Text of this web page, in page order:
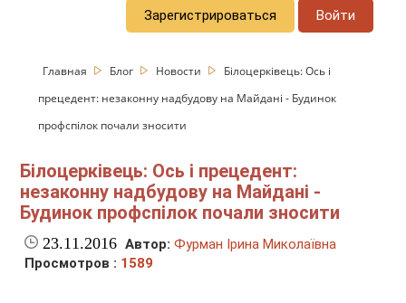
Зарегистрироваться Войти
Главная Блог Новости
Білоцерківець: Ось і
прецедент: незаконну надбудову на Майдані - Будинок
профспілок почали зносити
Білоцерківець: Ось і прецедент:
незаконну надбудову на Майдані -
Будинок профспілок почали зносити
23.11.2016 Автор: Фурман Ірина Миколаївна
Просмотров : 1589